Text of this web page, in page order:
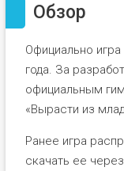
Обзор
Официально
года. За
официальным
«Вырасти из
Ранее игра
скачать ее